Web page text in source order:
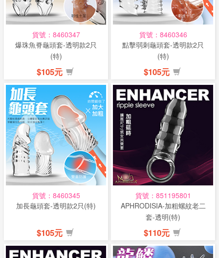
貨號：8460347
爆珠魚脊龜頭套-透明款2只
(特)
$105元
貨號：8460346
點擊弱刺龜頭套-透明款2只
(特)
$105元
貨號：8460345
加長龜頭套-透明款2只(特)
$105元
貨號：851195801
APHRODISIA-加粗螺紋老二
套-透明(特)
$110元